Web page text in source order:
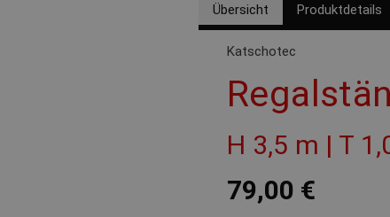
Übersicht Produktdetails
Katschotec
H 3,5 m | T
79,00 €